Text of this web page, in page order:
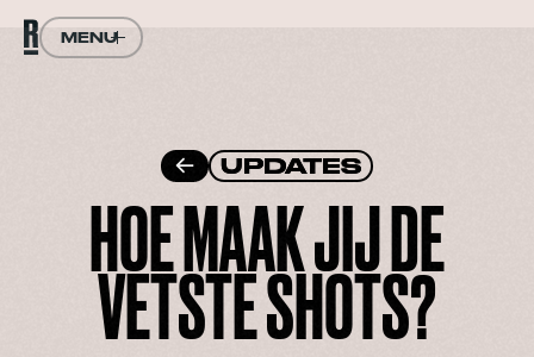
MENU
CLOSE
Button Text
UPDATES
UPDATES
HOE MAAK JIJ DE
VETSTE SHOTS?